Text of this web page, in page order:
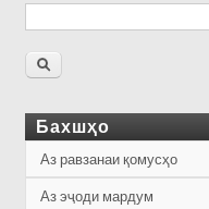
Бахшҳо
Аз равзанаи қомусҳо
Аз эҷоди мардум